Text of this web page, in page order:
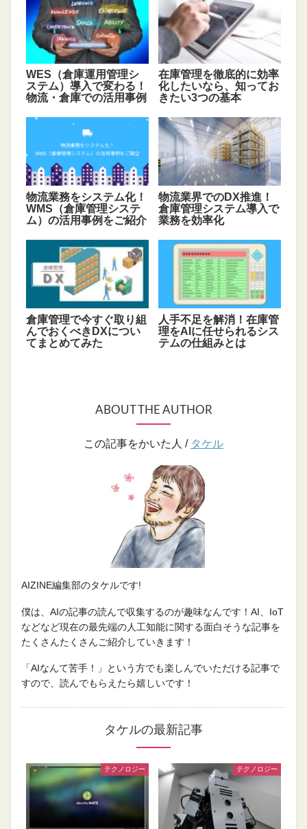
WES（倉庫運用管理シ
ステム）導入で変わる！
物流・倉庫での活用事例
在庫管理を徹底的に効率
化したいなら、知ってお
きたい3つの基本
物流業務をシステム化！
WMS（倉庫管理システ
ム）の活用事例をご紹介
物流業界でのDX推進！
倉庫管理システム導入で
業務を効率化
倉庫管理で今すぐ取り組
んでおくべきDXについ
てまとめてみた
人手不足を解消！在庫管
理をAIに任せられるシス
テムの仕組みとは
ABOUT THE AUTHOR
この記事をかいた人 / タケル
AIZINE編集部のタケルです!
僕は、AIの記事の読んで収集するのが趣味なんです！AI、IoT
などなど現在の最先端の人工知能に関する面白そうな記事を
たくさんたくさんご紹介していきます！
「AIなんて苦手！」という方でも楽しんでいただける記事で
すので、読んでもらえたら嬉しいです！
タケルの最新記事
テクノロジー テクノロジー